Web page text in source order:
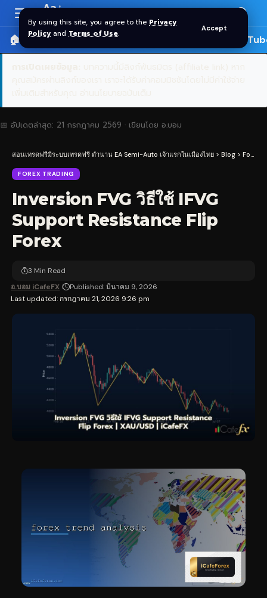
By using this site, you agree to the Privacy
Policy and Terms of Use.
Accept
Resizer
Aa
🏠 หน้าแรก ราคาทอง SPDR 🎬
📅 อัปเดตล่าสุด: 21 กรกฎาคม 2569 · เขียนโดย อ.บอม
สอนเทรดฟรีมีระบบเทรดฟรี ตำนาน EA Semi-Auto เจ้าแรกในเมืองไทย > Blog > Forex Trading
FOREX TRADING
Inversion FVG วิธีใช้ IFVG
Support Resistance Flip
Forex
Last updated: กรกฎาคม 21, 2026 9:26 pm
อ.บอม iCafeFX Published: มีนาคม 9, 2026
3 Min Read